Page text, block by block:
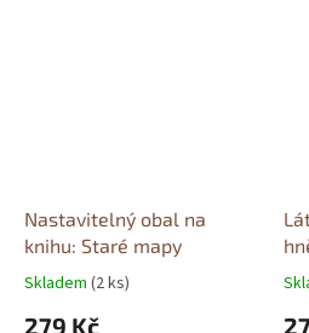
Nastavitelný obal na
knihu: Staré mapy
Skladem (2 ks)
279 Kč